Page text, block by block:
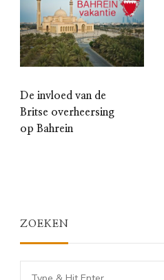
De invloed van de
Britse overheersing
op Bahrein
ZOEKEN
Looking